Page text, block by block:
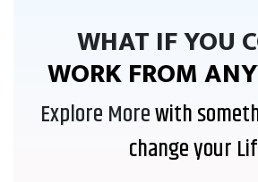
WHAT IF YOU
WORK FROM
Explore Morewith
change your